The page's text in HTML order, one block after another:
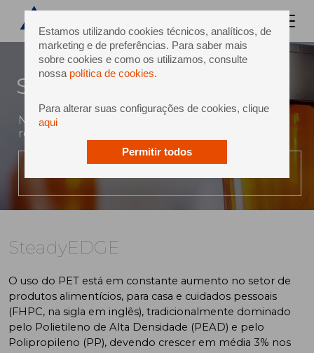
Estamos utilizando cookies técnicos, analíticos, de
marketing e de preferências. Para saber mais
sobre cookies e como os utilizamos, consulte
nossa política de cookies.
Para alterar suas configurações de cookies, clique
aqui
Permitir todos
SteadyEDGE
Nova solução patenteada exclusiva para
recipientes planos e ovais.
SteadyEDGE
O uso do PET está em constante aumento no setor de
produtos alimentícios, para casa e cuidados pessoais
(FHPC, na sigla em inglês), tradicionalmente dominado
pelo Polietileno de Alta Densidade (PEAD) e pelo
Polipropileno (PP), devendo crescer em média 3% nos